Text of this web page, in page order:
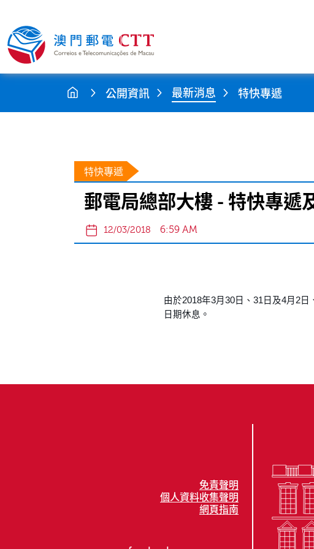
公開資訊 最新消息 特快專遞
特快專遞
郵電局總部大樓 - 特快專遞
12/03/2018 6:59 AM
由於2018年3月30日、31日及4月2
日期休息。
免責聲明
個人資料收集聲明
網頁指南